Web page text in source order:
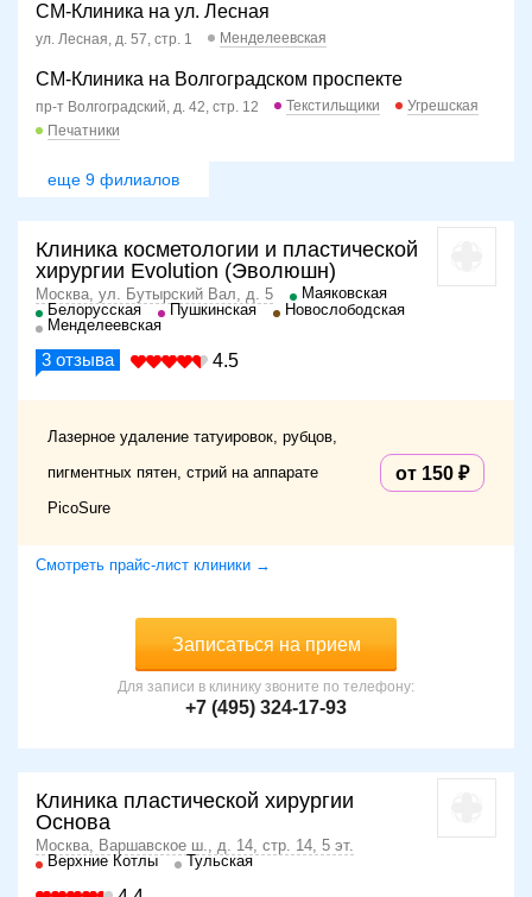
Как подготовиться к процедуре
врача-дерматокосметолога. Врач изучает особенности
подлежащей ликвидации татуировки, цветовой спектр,
глубину проникновения, равномерность окраски.
способом она была нанесена, какие красящие пигменты
В течение 14 дней перед процедурой нельзя загорать,
посещать сауну, делать пилинг в области воздействия.
Особенности процедуры
Участок кожи с нанесенным тату обрабатывается
параметры, подбирается длина луча. Затем
оборудование активируется, луч направляется на
татуировку. Во время обработки пациент ощущает легкую
болезненность, сопоставимую с болью при набивке
следует избегать попадания на обработанный участок
солнечных лучей, воздержаться от посещения солярия,
длительных водных процедур. Через 14 дней при
СМ-Клиника на ул. Лесная
ул. Лесная, д. 57, стр. 1 Менделеевская
СМ-Клиника на Волгоградском проспекте
пр-т Волгоградский, д. 42, стр. 12 Текстильщики
Угрешская
Печатники
еще 9 филиалов
Клиника косметологии и пластической
хирургии Evolution (Эволюшн)
Москва, ул. Бутырский Вал, д. 5
Маяковская
Белорусская
Пушкинская
Новослободская
Менделеевская
3 отзыва 4.5
Лазерное удаление татуировок, рубцов,
пигментных пятен, стрий на аппарате
PicoSure
от 150
Смотреть прайс-лист клиники →
Записаться на прием
Для записи в клинику звоните по телефону:
+7 (495) 324-17-93
Клиника пластической хирургии
Основа
Москва, Варшавское ш., д. 14, стр. 14, 5 эт.
Верхние Котлы
Тульская